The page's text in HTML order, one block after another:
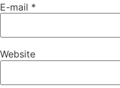
E-mail *
Website